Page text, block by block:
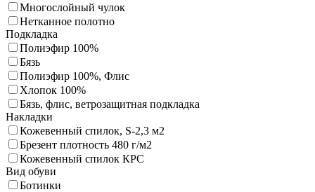
Многослойный чулок
Нетканное полотно
Подкладка
Полиэфир 100%
Бязь
Полиэфир 100%, Флис
Хлопок 100%
Бязь, флис, ветрозащитная подкладка
Накладки
Кожевенный спилок, S-2,3 м2
Брезент плотность 480 г/м2
Кожевенный спилок КРС
Вид обуви
Ботинки